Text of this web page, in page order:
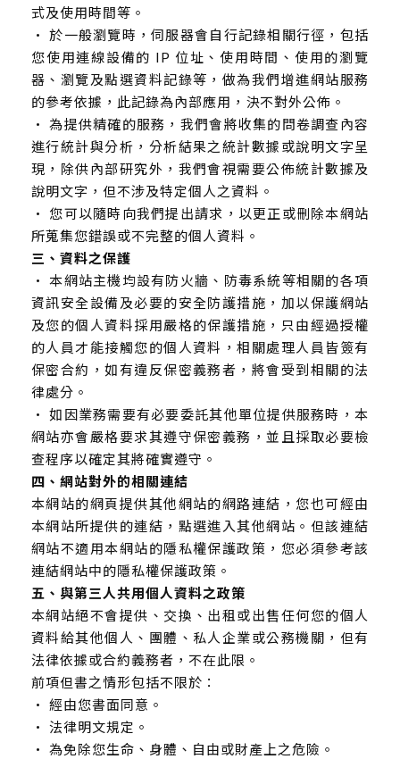
式及使用時間等。
• 於一般瀏覽時，伺服器會自行記錄相關行徑，包括
您使用連線設備的 IP 位址、使用時間、使用的瀏覽
器、瀏覽及點選資料記錄等，做為我們增進網站服務
的參考依據，此記錄為內部應用，決不對外公佈。
• 為提供精確的服務，我們會將收集的問卷調查內容
進行統計與分析，分析結果之統計數據或說明文字呈
現，除供內部研究外，我們會視需要公佈統計數據及
說明文字，但不涉及特定個人之資料。
• 您可以隨時向我們提出請求，以更正或刪除本網站
所蒐集您錯誤或不完整的個人資料。
三、資料之保護
• 本網站主機均設有防火牆、防毒系統等相關的各項
資訊安全設備及必要的安全防護措施，加以保護網站
及您的個人資料採用嚴格的保護措施，只由經過授權
的人員才能接觸您的個人資料，相關處理人員皆簽有
保密合約，如有違反保密義務者，將會受到相關的法
律處分。
• 如因業務需要有必要委託其他單位提供服務時，本
網站亦會嚴格要求其遵守保密義務，並且採取必要檢
查程序以確定其將確實遵守。
四、網站對外的相關連結
本網站的網頁提供其他網站的網路連結，您也可經由
本網站所提供的連結，點選進入其他網站。但該連結
網站不適用本網站的隱私權保護政策，您必須參考該
連結網站中的隱私權保護政策。
五、與第三人共用個人資料之政策
本網站絕不會提供、交換、出租或出售任何您的個人
資料給其他個人、團體、私人企業或公務機關，但有
法律依據或合約義務者，不在此限。
前項但書之情形包括不限於：
• 經由您書面同意。
• 法律明文規定。
• 為免除您生命、身體、自由或財產上之危險。